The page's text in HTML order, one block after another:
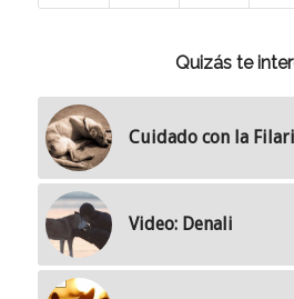
Quizás te
Cuidado con la
Video: Denali